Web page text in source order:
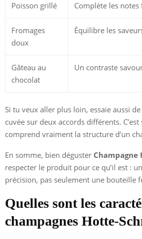
Poisson grillé Complète les notes
Fromages
doux
Équilibre les
Gâteau au
chocolat
Un contraste
Si tu veux aller plus loin, essaie aussi
cuvée sur deux accords différents. C’est
comprend vraiment la structure d’un
En somme, bien déguster Champagne
respecter le produit pour ce qu’il est :
précision, pas seulement une bouteille
Quelles sont les
champagnes Hotte-